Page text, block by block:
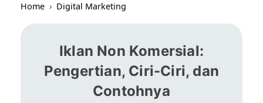
Home › Digital Marketing
Iklan Non Komersial:
Pengertian, Ciri-Ciri, dan
Contohnya